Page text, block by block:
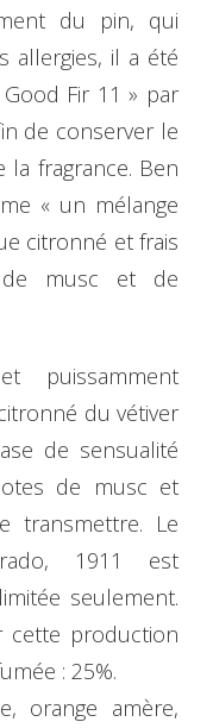
du pin, qui
allergies, il a été
Fir 11 » par
de conserver le
fragrance. Ben
« un mélange
citronné et frais
de musc et de
puissamment
du vétiver
de sensualité
de musc et
transmettre. Le
1911 est
seulement.
production
: 25%.
orange amère,